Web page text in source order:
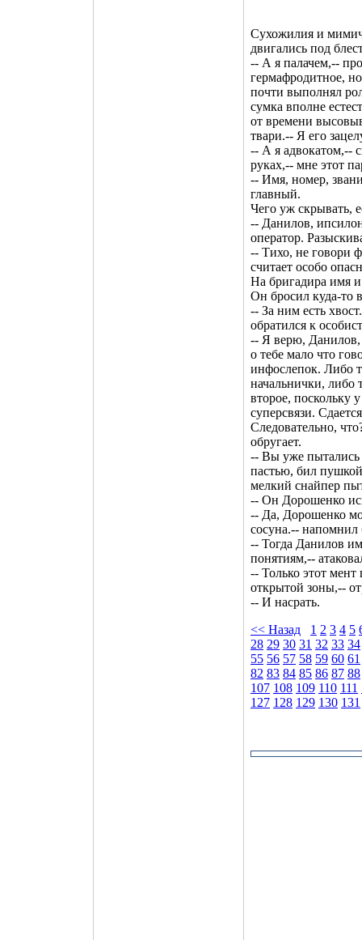
Сухожилия и
двигались под
-- А я палачем,--
гермафродитное,
почти выполнял
сумка вполне
от времени
твари.-- Я его
-- А я адвокатом,--
руках,-- мне этот
-- Имя, номер,
главный.
Чего уж скрывать,
-- Данилов,
оператор.
-- Тихо, не говори
считает особо
На бригадира имя и
Он бросил куда-то
-- За ним есть
обратился к
-- Я верю, Данилов,
о тебе мало что
инфослепок. Либо
начальнички, либо
второе, поскольку
суперсвязи.
Следовательно,
обругает.
-- Вы уже пытались
пастью, бил
мелкий снайпер
-- Он Дорошенко
-- Да, Дорошенко
сосуна.-- напомнил
-- Тогда Данилов
понятиям,--
-- Только этот
открытой зоны,--
-- И насрать.
<< Назад
1 2 3 4 5
28 29 30 31 32 33 34
55 56 57 58 59 60 61
82 83 84 85 86 87 88
107 108 109 110 111
127 128 129 130 131